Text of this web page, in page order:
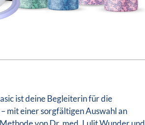
ist deine Begleiterin für die
– mit einer sorgfältigen Auswahl an